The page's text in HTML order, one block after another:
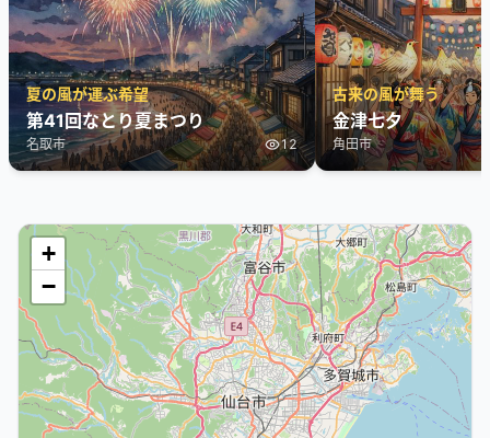
夏の風が運ぶ希望
第41回なとり夏まつり
名取市 12
古来の風が舞う
金津七夕
角田市
+
−